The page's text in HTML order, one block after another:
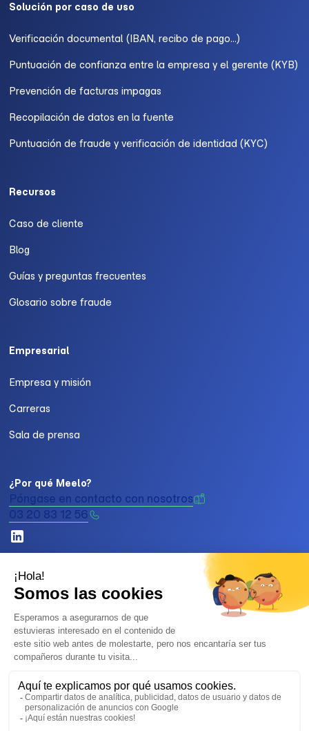
Solución por caso de uso
Verificación documental (IBAN, recibo de pago...)
Puntuación de confianza entre la empresa y el gerente (KYB)
Prevención de facturas impagas
Recopilación de datos en la fuente
Puntuación de fraude y verificación de identidad (KYC)
Recursos
Caso de cliente
Blog
Guías y preguntas frecuentes
Glosario sobre fraude
Empresarial
Empresa y misión
Carreras
Sala de prensa
¿Por qué Meelo?
Póngase en contacto con nosotros
03 20 83 12 56
2026 Melo. Todos los derechos reservados.
Política de privacidad y RGPD
Avisos legales